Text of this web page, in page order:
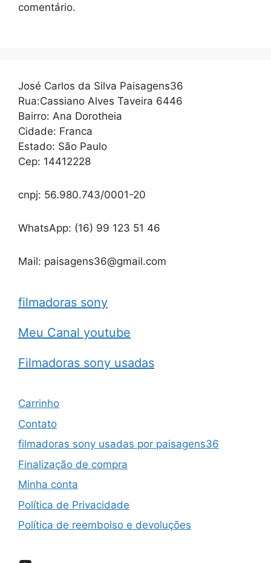
comentário.
José Carlos da Silva Paisagens36
Rua:Cassiano Alves Taveira 6446
Bairro: Ana Dorotheia
Cidade: Franca
Estado: São Paulo
Cep: 14412228
cnpj: 56.980.743/0001-20
WhatsApp: (16) 99 123 51 46
Mail: paisagens36@gmail.com
filmadoras sony
Meu Canal youtube
Filmadoras sony usadas
Carrinho
Contato
filmadoras sony usadas por paisagens36
Finalização de compra
Minha conta
Política de Privacidade
Política de reembolso e devoluções